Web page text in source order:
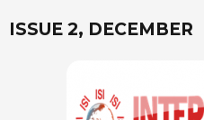
ISSUE 2, DECEMBER